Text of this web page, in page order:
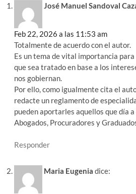
José Manuel Sandoval
Feb 22, 2026 a las 11:53 am
Totalmente de acuerdo con el autor.
Es un tema de vital importancia
que sea tratado en base a los
nos gobiernan.
Por ello, como igualmente cita el
redacte un reglamento de
pueden aportarles aquellos que día
Abogados, Procuradores y
Responder
Maria Eugenia dice: